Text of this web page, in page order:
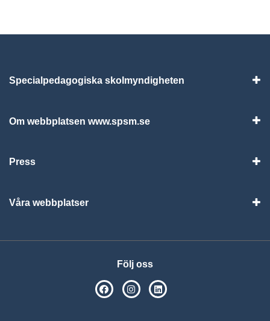
Specialpedagogiska skolmyndigheten
Om webbplatsen www.spsm.se
Press
Våra webbplatser
Följ oss
SPSM på Facebook
SPSM på Instagram